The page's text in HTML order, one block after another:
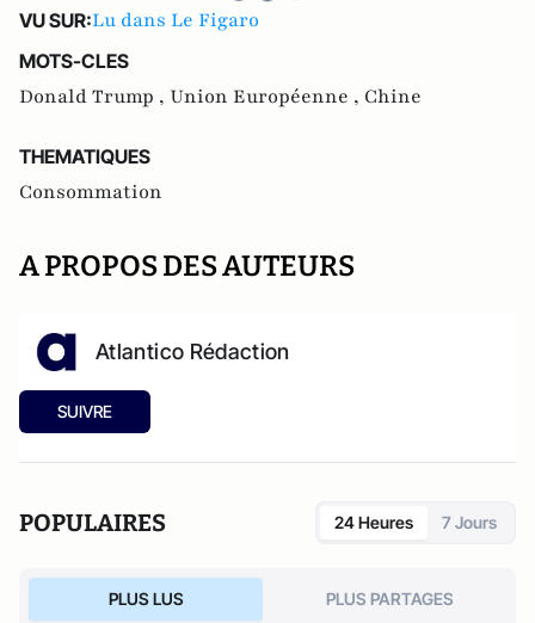
VU SUR:Lu dans Le Figaro
MOTS-CLES
Donald Trump , Union Européenne , Chine
THEMATIQUES
Consommation
A PROPOS DES AUTEURS
Atlantico Rédaction
SUIVRE
POPULAIRES 24 Heures 7 Jours
PLUS LUS PLUS PARTAGES